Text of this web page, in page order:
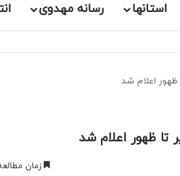
استانها رسانه مهدوی
ظهور اعلام شد
تا ظهور اعلام شد
زمان